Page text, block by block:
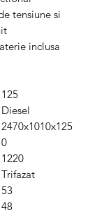
tensiune si
inclusa
125
Diesel
2470x1010x125
0
1220
Trifazat
53
48